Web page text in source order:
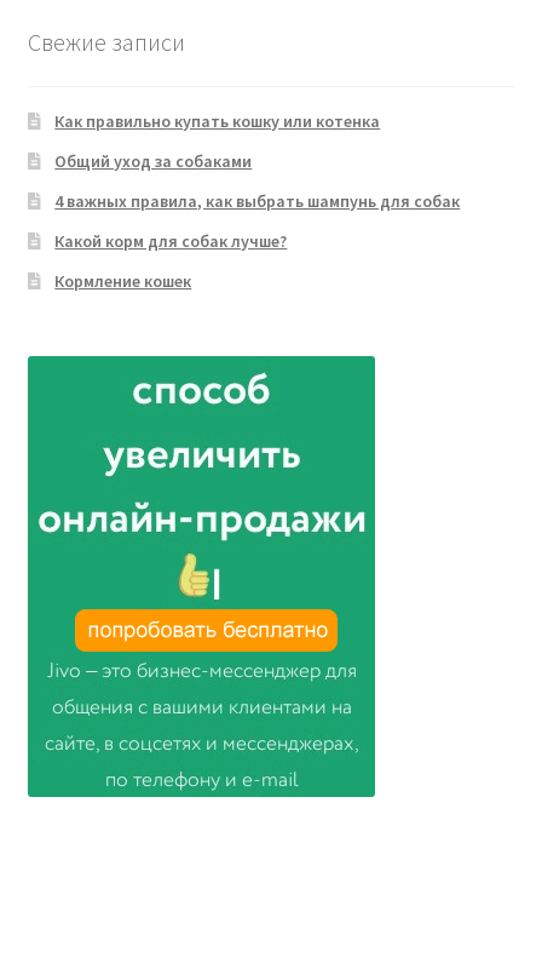
Свежие записи
Как правильно купать кошку или котенка
Общий уход за собаками
4 важных правила, как выбрать шампунь для собак
Какой корм для собак лучше?
Кормление кошек